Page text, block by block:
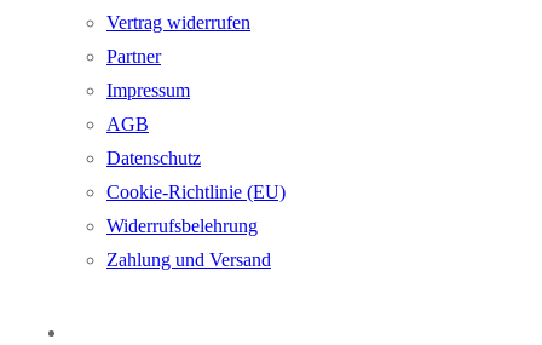
Vertrag widerrufen
Partner
Impressum
AGB
Datenschutz
Cookie-Richtlinie (EU)
Widerrufsbelehrung
Zahlung und Versand